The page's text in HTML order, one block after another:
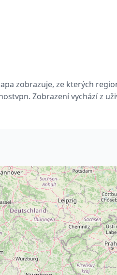
zobrazuje, ze kterých
Zobrazení vychází z